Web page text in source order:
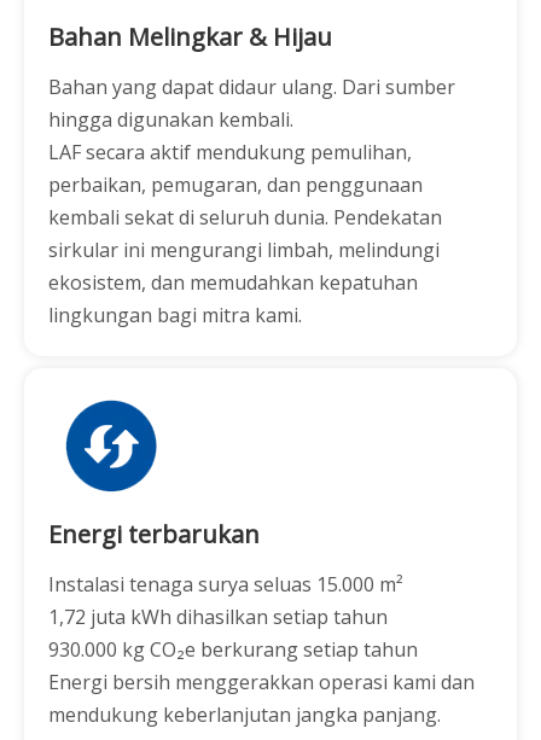
Bahan Melingkar & Hijau
Bahan yang dapat didaur ulang. Dari sumber
hingga digunakan kembali.
LAF secara aktif mendukung pemulihan,
perbaikan, pemugaran, dan penggunaan
kembali sekat di seluruh dunia. Pendekatan
sirkular ini mengurangi limbah, melindungi
ekosistem, dan memudahkan kepatuhan
lingkungan bagi mitra kami.
Energi terbarukan
Instalasi tenaga surya seluas 15.000 m²
1,72 juta kWh dihasilkan setiap tahun
930.000 kg CO₂e berkurang setiap tahun
Energi bersih menggerakkan operasi kami dan
mendukung keberlanjutan jangka panjang.